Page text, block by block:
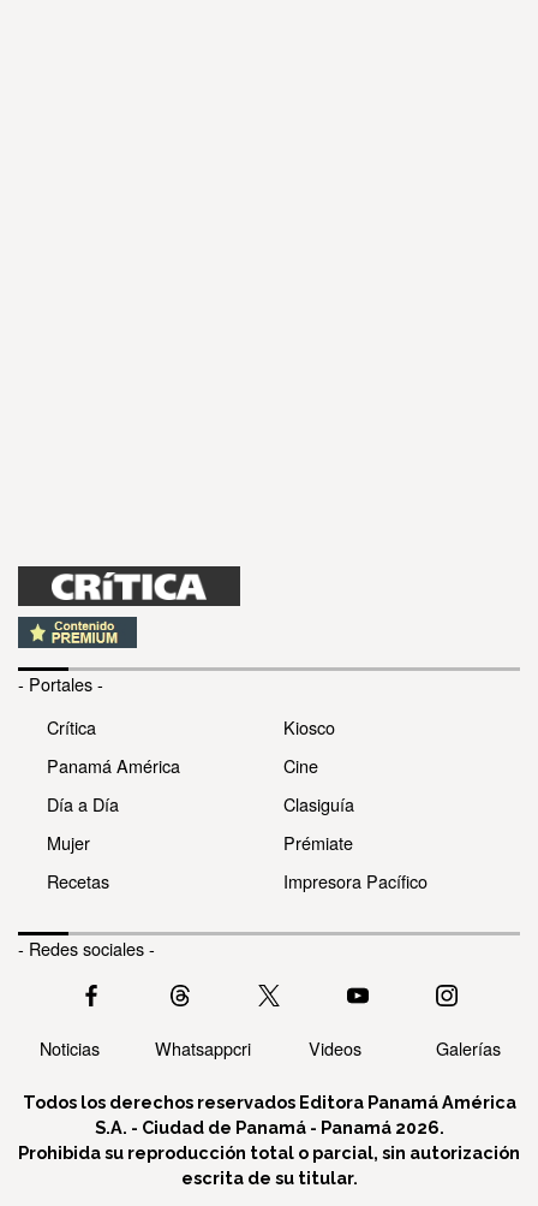
- Portales -
Crítica
Panamá América
Día a Día
Mujer
Recetas
Kiosco
Cine
Clasiguía
Prémiate
Impresora Pacífico
- Redes sociales -
Noticias Whatsappcri Videos Galerías
Todos los derechos reservados Editora Panamá América
S.A. - Ciudad de Panamá - Panamá 2026.
Prohibida su reproducción total o parcial, sin autorización
escrita de su titular.